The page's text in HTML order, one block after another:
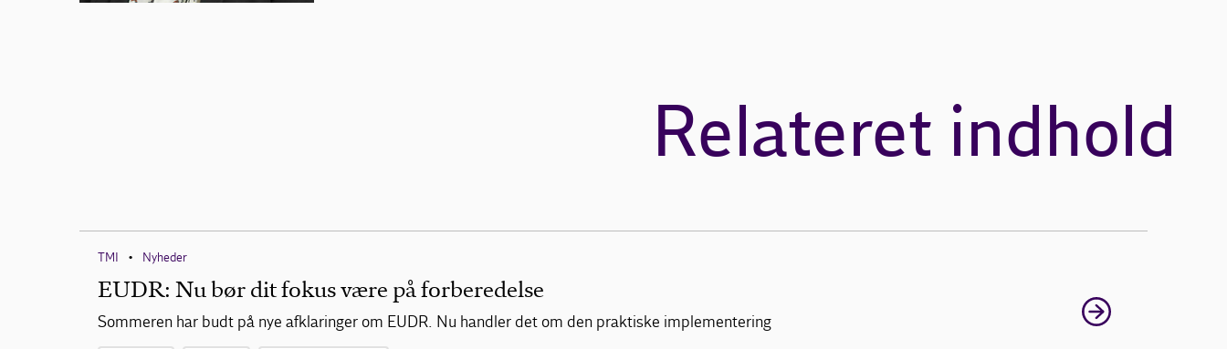
Relateret indhold
TMI • Nyheder
EUDR: Nu bør dit fokus være på forberedelse
Sommeren har budt på nye afklaringer om EUDR. Nu handler det om den praktiske implementering